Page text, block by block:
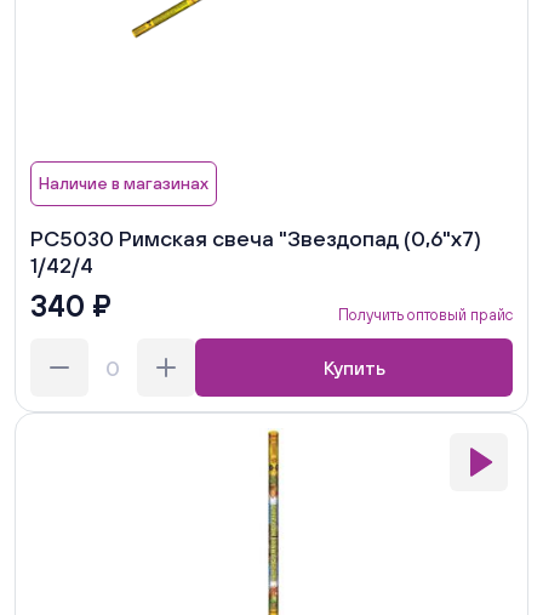
Наличие в магазинах
РС5030 Римская свеча "Звездопад (0,6"х7)
1/42/4
340 ₽ Получить оптовый прайс
Купить